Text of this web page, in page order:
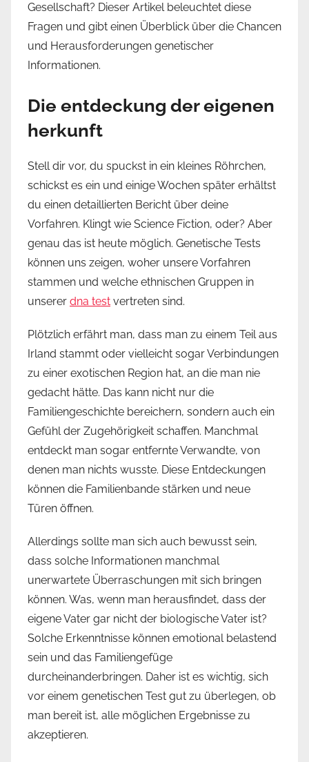
Gesellschaft? Dieser Artikel beleuchtet diese
Fragen und gibt einen Überblick über die Chancen
und Herausforderungen genetischer
Informationen.
Die entdeckung der eigenen
herkunft
Stell dir vor, du spuckst in ein kleines Röhrchen,
schickst es ein und einige Wochen später erhältst
du einen detaillierten Bericht über deine
Vorfahren. Klingt wie Science Fiction, oder? Aber
genau das ist heute möglich. Genetische Tests
können uns zeigen, woher unsere Vorfahren
stammen und welche ethnischen Gruppen in
unserer dna test vertreten sind.
Plötzlich erfährt man, dass man zu einem Teil aus
Irland stammt oder vielleicht sogar Verbindungen
zu einer exotischen Region hat, an die man nie
gedacht hätte. Das kann nicht nur die
Familiengeschichte bereichern, sondern auch ein
Gefühl der Zugehörigkeit schaffen. Manchmal
entdeckt man sogar entfernte Verwandte, von
denen man nichts wusste. Diese Entdeckungen
können die Familienbande stärken und neue
Türen öffnen.
Allerdings sollte man sich auch bewusst sein,
dass solche Informationen manchmal
unerwartete Überraschungen mit sich bringen
können. Was, wenn man herausfindet, dass der
eigene Vater gar nicht der biologische Vater ist?
Solche Erkenntnisse können emotional belastend
sein und das Familiengefüge
durcheinanderbringen. Daher ist es wichtig, sich
vor einem genetischen Test gut zu überlegen, ob
man bereit ist, alle möglichen Ergebnisse zu
akzeptieren.